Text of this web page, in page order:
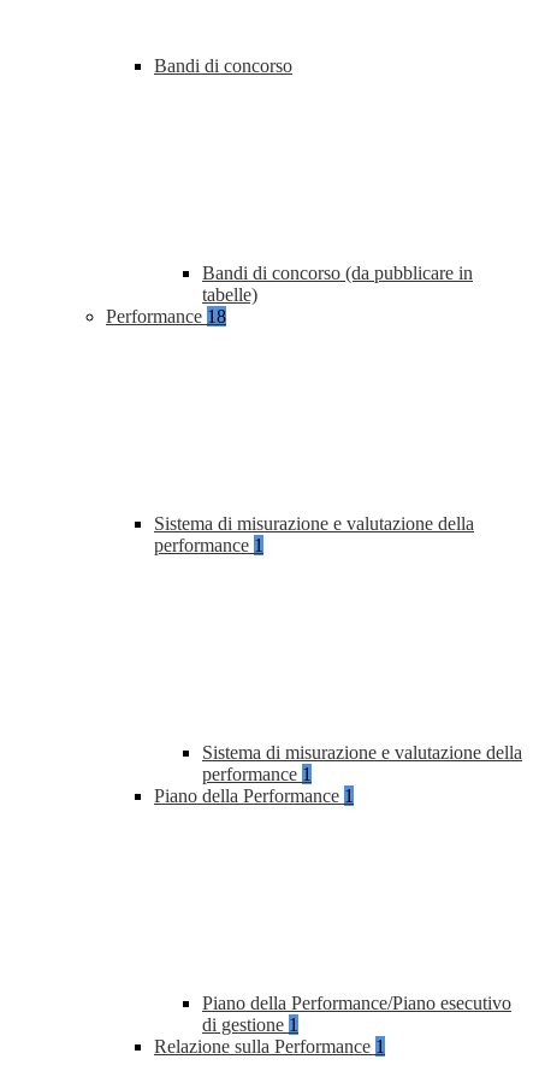
Bandi di concorso
Bandi di concorso (da pubblicare in
tabelle)
Performance 18
Sistema di misurazione e valutazione della
performance 1
Sistema di misurazione e valutazione della
performance 1
Piano della Performance 1
Piano della Performance/Piano esecutivo
di gestione 1
Relazione sulla Performance 1